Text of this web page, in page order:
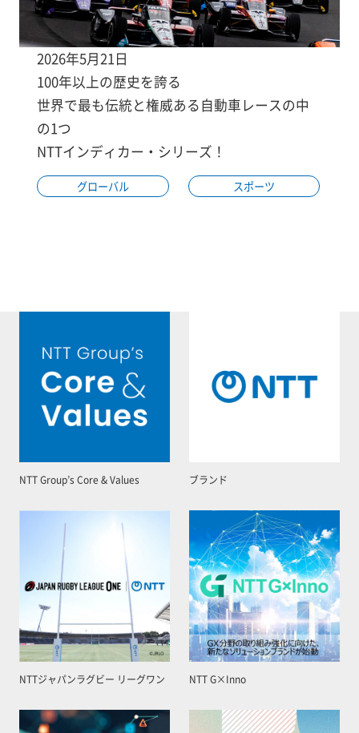
2026年5月21日
100年以上の歴史を誇る
世界で最も伝統と権威ある自動車レースの中
の1つ
NTTインディカー・シリーズ！
グローバル スポーツ
NTT Group’s Core & Values ブランド
NTTジャパンラグビー リーグワン NTT G×Inno